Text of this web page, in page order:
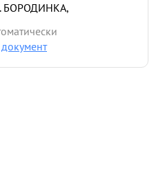
БОРОДИНКА,
форсировали
противника
ПАХОМОВО,